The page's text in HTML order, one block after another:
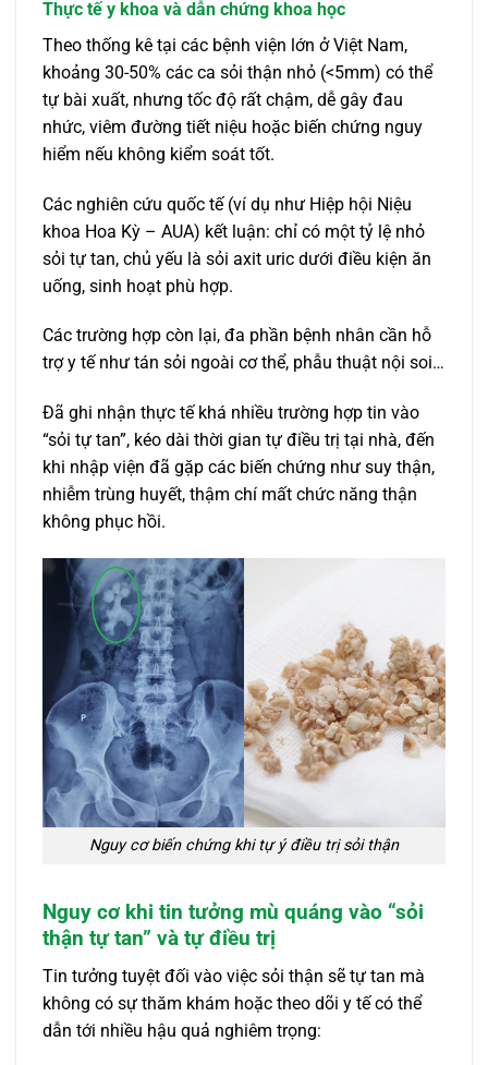
Thực tế y khoa và dẫn chứng khoa học
Theo thống kê tại các bệnh viện lớn ở Việt Nam,
khoảng 30-50% các ca sỏi thận nhỏ (<5mm) có thể
tự bài xuất, nhưng tốc độ rất chậm, dễ gây đau
nhức, viêm đường tiết niệu hoặc biến chứng nguy
hiểm nếu không kiểm soát tốt.
Các nghiên cứu quốc tế (ví dụ như Hiệp hội Niệu
khoa Hoa Kỳ – AUA) kết luận: chỉ có một tỷ lệ nhỏ
sỏi tự tan, chủ yếu là sỏi axit uric dưới điều kiện ăn
uống, sinh hoạt phù hợp.
Các trường hợp còn lại, đa phần bệnh nhân cần hỗ
trợ y tế như tán sỏi ngoài cơ thể, phẫu thuật nội soi…
Đã ghi nhận thực tế khá nhiều trường hợp tin vào
“sỏi tự tan”, kéo dài thời gian tự điều trị tại nhà, đến
khi nhập viện đã gặp các biến chứng như suy thận,
nhiễm trùng huyết, thậm chí mất chức năng thận
không phục hồi.
Nguy cơ biến chứng khi tự ý điều trị sỏi thận
Nguy cơ khi tin tưởng mù quáng vào “sỏi
thận tự tan” và tự điều trị
Tin tưởng tuyệt đối vào việc sỏi thận sẽ tự tan mà
không có sự thăm khám hoặc theo dõi y tế có thể
dẫn tới nhiều hậu quả nghiêm trọng: